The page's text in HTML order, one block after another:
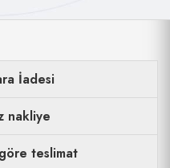
İadesi
nakliye
teslimat